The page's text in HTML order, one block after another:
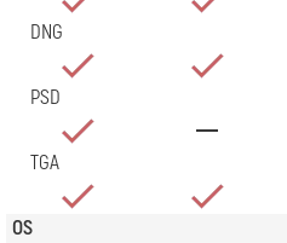
DNG
PSD
TGA
OS